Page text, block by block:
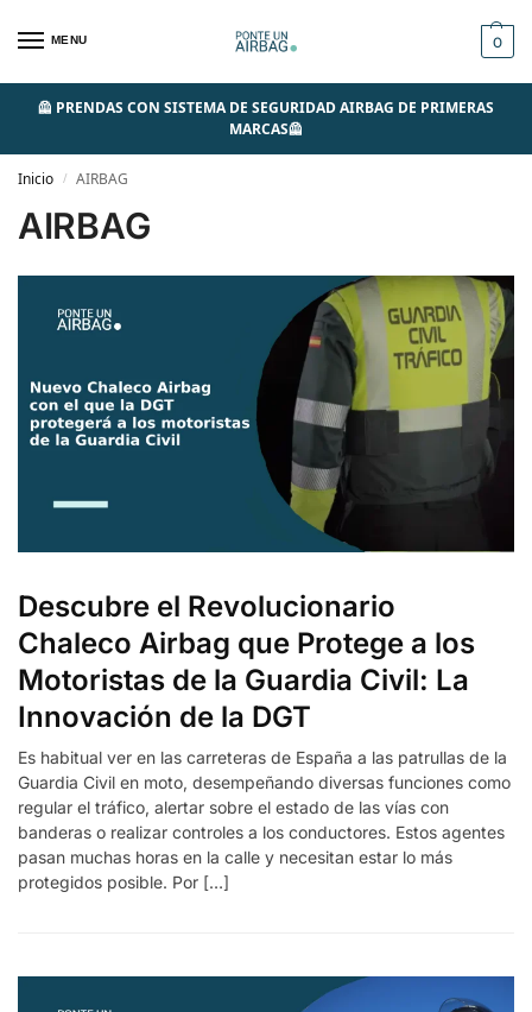
MENU 0
🦺 PRENDAS CON SISTEMA DE SEGURIDAD AIRBAG DE PRIMERAS
MARCAS🦺
Inicio / AIRBAG
AIRBAG
Descubre el Revolucionario
Chaleco Airbag que Protege a los
Motoristas de la Guardia Civil: La
Innovación de la DGT
Es habitual ver en las carreteras de España a las patrullas de la
Guardia Civil en moto, desempeñando diversas funciones como
regular el tráfico, alertar sobre el estado de las vías con
banderas o realizar controles a los conductores. Estos agentes
pasan muchas horas en la calle y necesitan estar lo más
protegidos posible. Por […]